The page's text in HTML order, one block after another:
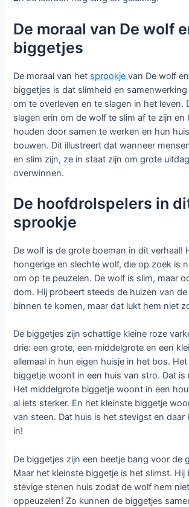
De moraal van De wolf
biggetjes
De moraal van het sprookje van De wolf
biggetjes is dat slimheid en
om te overleven en te slagen in het leven.
slagen erin om de wolf te slim af te zijn en
houden door samen te werken en hun
bouwen. Dit illustreert dat wanneer
en slim zijn, ze in staat zijn om grote
overwinnen.
De hoofdrolspelers in
sprookje
De wolf is de grote boeman in dit verhaal!
hongerige en slechte wolf, die op zoek is
om op te peuzelen. De wolf is slim, maar
dom. Hij probeert steeds de huizen van
binnen te komen, maar dat lukt hem niet
De biggetjes zijn schattige kleine roze
drie: een grote, een middelgrote en een
allemaal in hun eigen huisje in het bos.
biggetje woont in een huis van stro. Dat is
Het middelgrote biggetje woont in een
al iets sterker. En het kleinste biggetje
van steen. Dat huis is het stevigst en daar
in!
De biggetjes zijn een beetje bang voor de
Maar het kleinste biggetje is het slimst. Hij
stevige stenen huis zodat de wolf hem
oppeuzelen! Zo kunnen de biggetjes